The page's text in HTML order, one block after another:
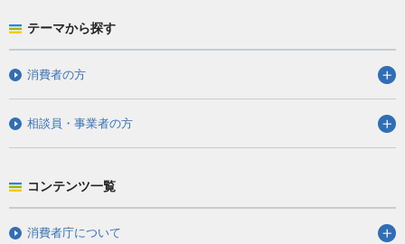
テーマから探す
消費者の方
相談員・事業者の方
コンテンツ一覧
消費者庁について